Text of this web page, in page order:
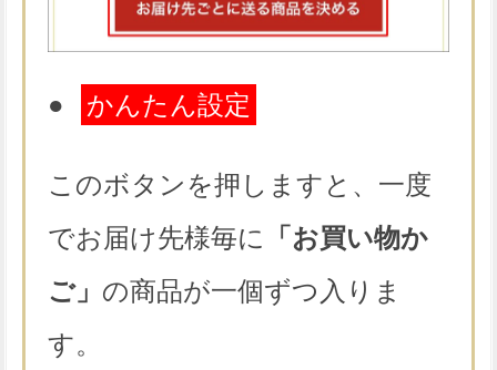
● かんたん設定
このボタンを押しますと、一度
でお届け先様毎に
「お買い物か
ご」 の商品が一個ずつ入りま
す。